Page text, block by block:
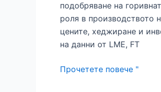
подобряване на
роля в производството
цените, хеджиране и
на данни от LME, FT
Многобройните
Прочетете повече "